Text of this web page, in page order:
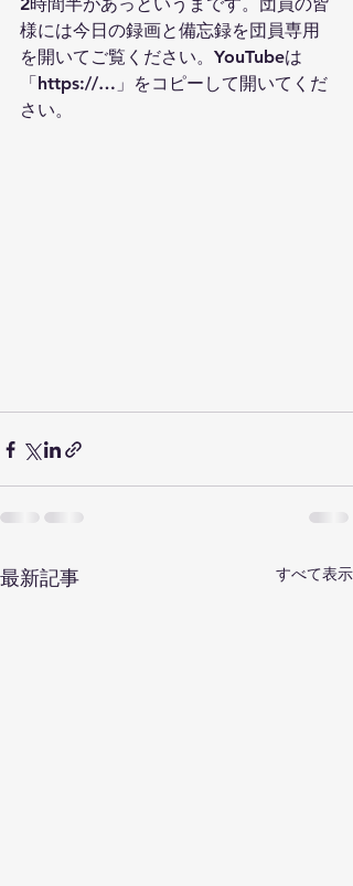
様には今日の録画と備忘録を団員専用
を開いてご覧ください。YouTubeは
「https://…」をコピーして開いてくだ
さい。
最新記事 すべて表示